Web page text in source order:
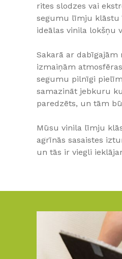
rites slodzes vai
segumu līmju klāstu
ideālas vinila lokšņu
Sakarā ar
izmaiņām
segumu pilnīgi
samazināt jebkuru
paredzēts, un tām
Mūsu vinila līmju
agrīnās sasaistes
un tās ir viegli